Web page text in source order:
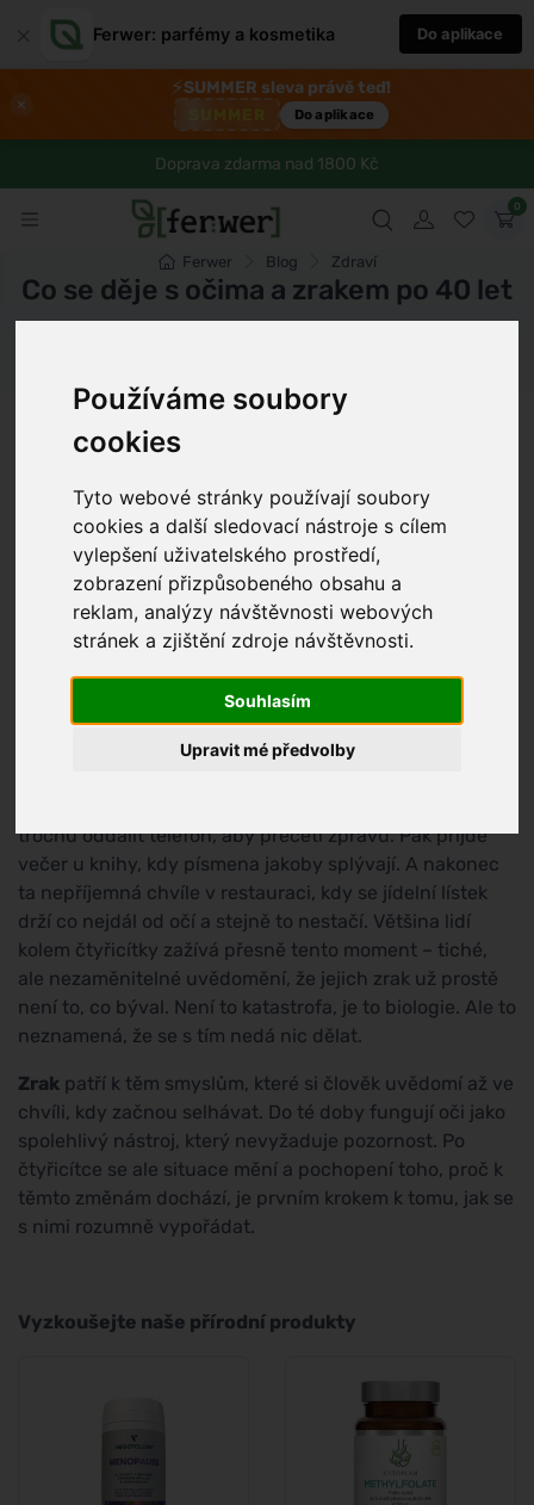
Používáme soubory
cookies
Tyto webové stránky používají soubory
cookies a další sledovací nástroje s cílem
vylepšení uživatelského prostředí,
zobrazení přizpůsobeného obsahu a
reklam, analýzy návštěvnosti webových
stránek a zjištění zdroje návštěvnosti.
Souhlasím
Upravit mé předvolby
Ferwer: parfémy a kosmetika Do aplikace
×
⚡SUMMER sleva právě teď!
Do aplikace
Doprava zdarma nad 1800 Kč
0
Ferwer Blog Zdraví
Co se děje s očima a zrakem po 40 let
24.6.2026
trochu oddálit telefon, aby přečetl zprávu. Pak přijde
večer u knihy, kdy písmena jakoby splývají. A nakonec
ta nepříjemná chvíle v restauraci, kdy se jídelní lístek
drží co nejdál od očí a stejně to nestačí. Většina lidí
kolem čtyřicítky zažívá přesně tento moment – tiché,
ale nezaměnitelné uvědomění, že jejich zrak už prostě
není to, co býval. Není to katastrofa, je to biologie. Ale to
neznamená, že se s tím nedá nic dělat.
Zrak patří k těm smyslům, které si člověk uvědomí až ve
chvíli, kdy začnou selhávat. Do té doby fungují oči jako
spolehlivý nástroj, který nevyžaduje pozornost. Po
čtyřicítce se ale situace mění a pochopení toho, proč k
těmto změnám dochází, je prvním krokem k tomu, jak se
s nimi rozumně vypořádat.
Vyzkoušejte naše přírodní produkty